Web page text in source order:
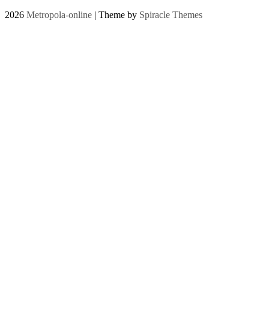
2026 Metropola-online | Theme by Spiracle Themes